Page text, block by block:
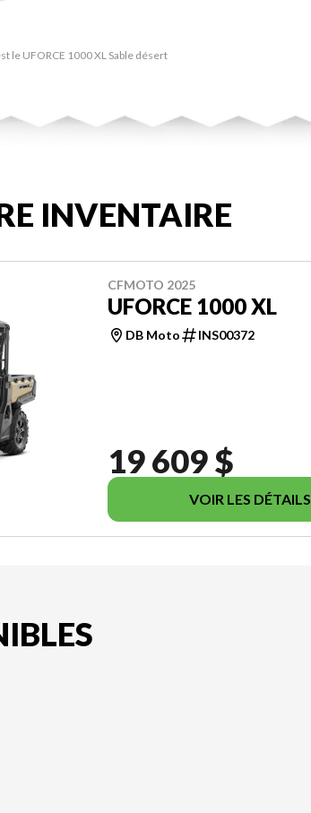
le UFORCE 1000 XL Sable désert
INVENTAIRE
CFMOTO 2025
UFORCE 1000 XL
DB Moto INS00372
19 609 $
VOIR LES DÉTAILS